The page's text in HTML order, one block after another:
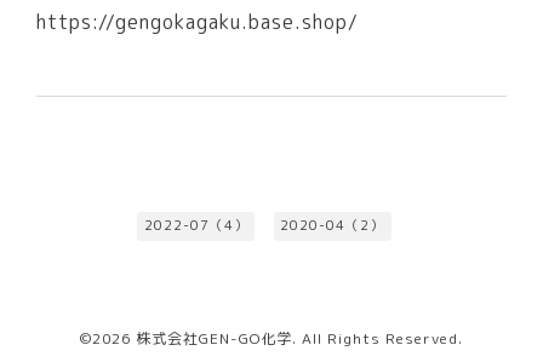
https://gengokagaku.base.shop/
2022-07（4） 2020-04（2）
©2026 株式会社GEN-GO化学. All Rights Reserved.